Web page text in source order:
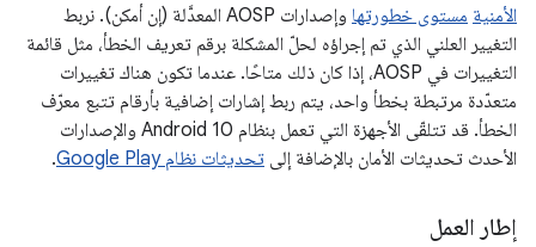
الأمنية مستوى خطورتها
وإصدارات AOSP المعدَّلة (إن أمكن). نربط
التغيير العلني الذي تم إجراؤه لحلّ المشكلة برقم تعريف الخطأ، مثل قائمة
التغييرات في AOSP، إذا كان ذلك متاحًا. عندما تكون هناك تغييرات
متعدّدة مرتبطة بخطأ واحد، يتم ربط إشارات إضافية بأرقام تتبع معرّف
الخطأ. قد تتلقّى الأجهزة التي تعمل بنظام Android 10 والإصدارات
الأحدث تحديثات الأمان بالإضافة إلى تحديثات نظام Google Play .
إطار العمل